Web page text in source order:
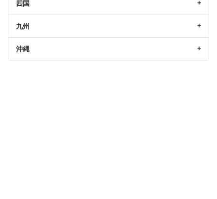
四国
九州
沖縄